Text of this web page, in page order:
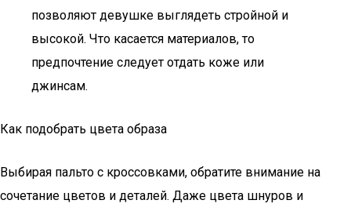
позволяют девушке выглядеть стройной и
высокой. Что касается материалов, то
предпочтение следует отдать коже или
джинсам.
Как подобрать цвета образа
Выбирая пальто с кроссовками, обратите внимание на
сочетание цветов и деталей. Даже цвета шнуров и